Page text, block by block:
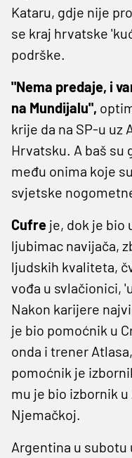
Kataru, gdje nije
se kraj hrvatske
podrške.
"Nema predaje, i
na Mundijalu",
krije da na SP-u uz
Hrvatsku. A baš su
među onima koje
svjetske
Cufre je, dok je bio
ljubimac navijača,
ljudskih kvaliteta,
vođa u svlačionici,
Nakon karijere
je bio pomoćnik u
onda i trener
pomoćnik je
mu je bio izbornik
Njemačkoj.
Argentina u subotu